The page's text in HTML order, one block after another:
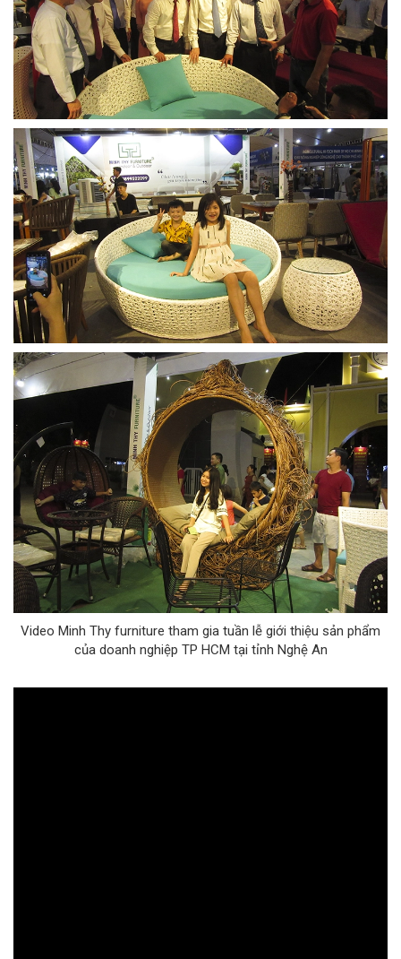
Video Minh Thy furniture tham gia tuần lễ giới thiệu sản phẩm
của doanh nghiệp TP HCM tại tỉnh Nghệ An